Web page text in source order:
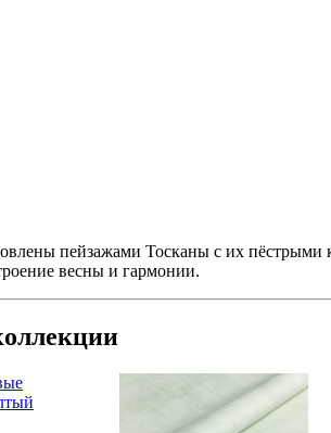
пейзажами Тосканы с их пёстрыми
весны и гармонии.